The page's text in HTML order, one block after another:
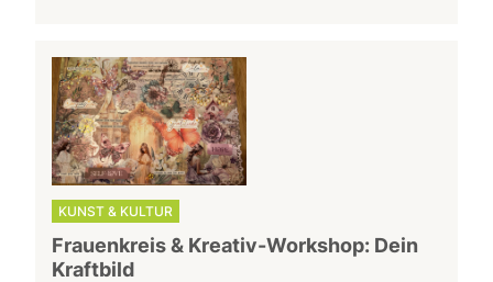
KUNST & KULTUR
Frauenkreis & Kreativ-Workshop: Dein
Kraftbild